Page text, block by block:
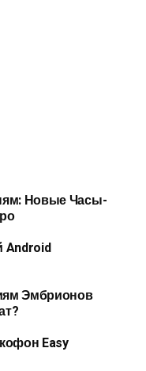
Новые Часы-
Android
Эмбрионов
Easy